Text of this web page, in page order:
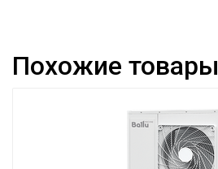
Похожие товары